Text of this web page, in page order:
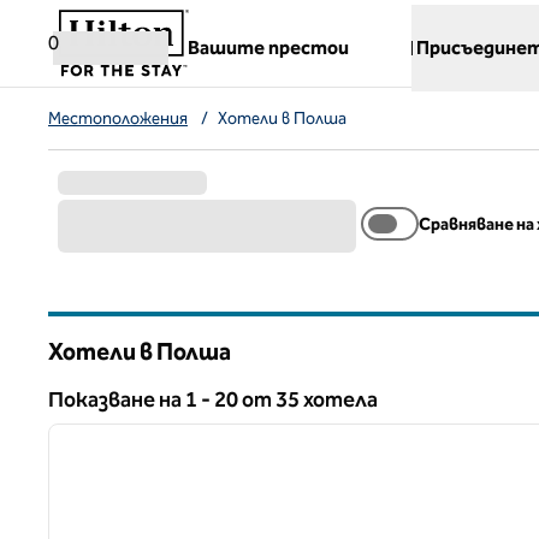
Прескачане към съдържанието
0
Вашите престои
,отваря нов раздел
Местоположения / Хотели в Полша
Сравняване
Хотели в Полша
Показване на 1 - 20 от 35 хотела
Показване на 35 хотела
1 от 12